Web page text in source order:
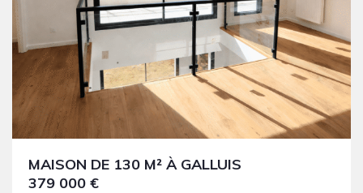
MAISON DE 130 M² À GALLUIS
379 000 €